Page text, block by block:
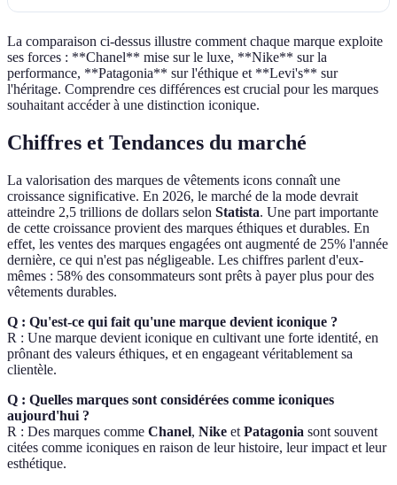
La comparaison ci-dessus illustre comment chaque marque exploite
ses forces : **Chanel** mise sur le luxe, **Nike** sur la
performance, **Patagonia** sur l'éthique et **Levi's** sur
l'héritage. Comprendre ces différences est crucial pour les marques
souhaitant accéder à une distinction iconique.
Chiffres et Tendances du marché
La valorisation des marques de vêtements icons connaît une
croissance significative. En 2026, le marché de la mode devrait
atteindre 2,5 trillions de dollars selon Statista. Une part importante
de cette croissance provient des marques éthiques et durables. En
effet, les ventes des marques engagées ont augmenté de 25% l'année
dernière, ce qui n'est pas négligeable. Les chiffres parlent d'eux-
mêmes : 58% des consommateurs sont prêts à payer plus pour des
vêtements durables.
Q : Qu'est-ce qui fait qu'une marque devient iconique ?
R : Une marque devient iconique en cultivant une forte identité, en
prônant des valeurs éthiques, et en engageant véritablement sa
clientèle.
Q : Quelles marques sont considérées comme iconiques
aujourd'hui ?
R : Des marques comme Chanel, Nike et Patagonia sont souvent
citées comme iconiques en raison de leur histoire, leur impact et leur
esthétique.